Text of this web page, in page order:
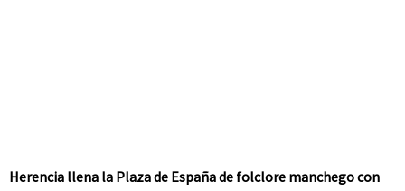
Herencia llena la Plaza de España de folclore manchego con